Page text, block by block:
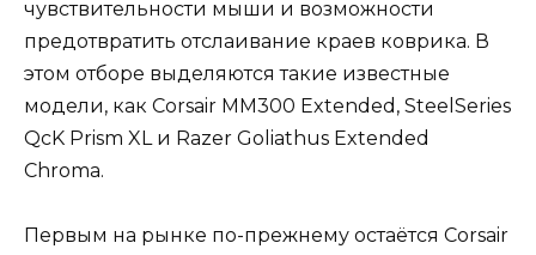
чувствительности мыши и возможности
предотвратить отслаивание краев коврика. В
этом отборе выделяются такие известные
модели, как Corsair MM300 Extended, SteelSeries
QcK Prism XL и Razer Goliathus Extended
Chroma.
Первым на рынке по-прежнему остаётся Corsair